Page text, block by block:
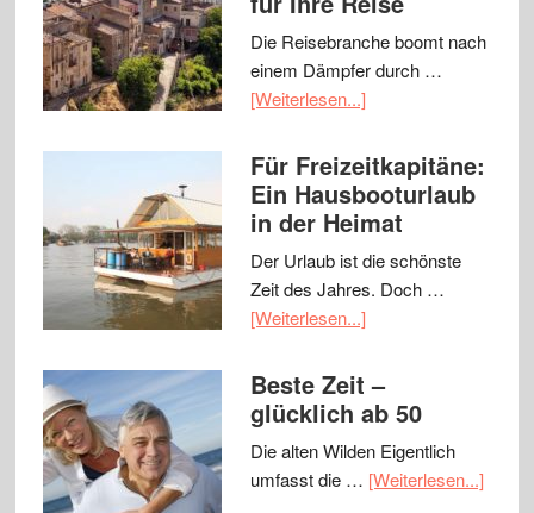
Die Reisebranche boomt nach
einem Dämpfer durch …
[Weiterlesen...]
Für Freizeitkapitäne:
Ein Hausbooturlaub
in der Heimat
Der Urlaub ist die schönste
Zeit des Jahres. Doch …
[Weiterlesen...]
Beste Zeit –
glücklich ab 50
Die alten Wilden Eigentlich
umfasst die … [Weiterlesen...]